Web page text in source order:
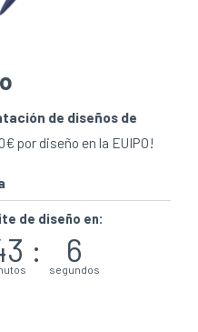
de diseños de
por diseño en la EUIPO!
de diseño en:
: 5
segundos